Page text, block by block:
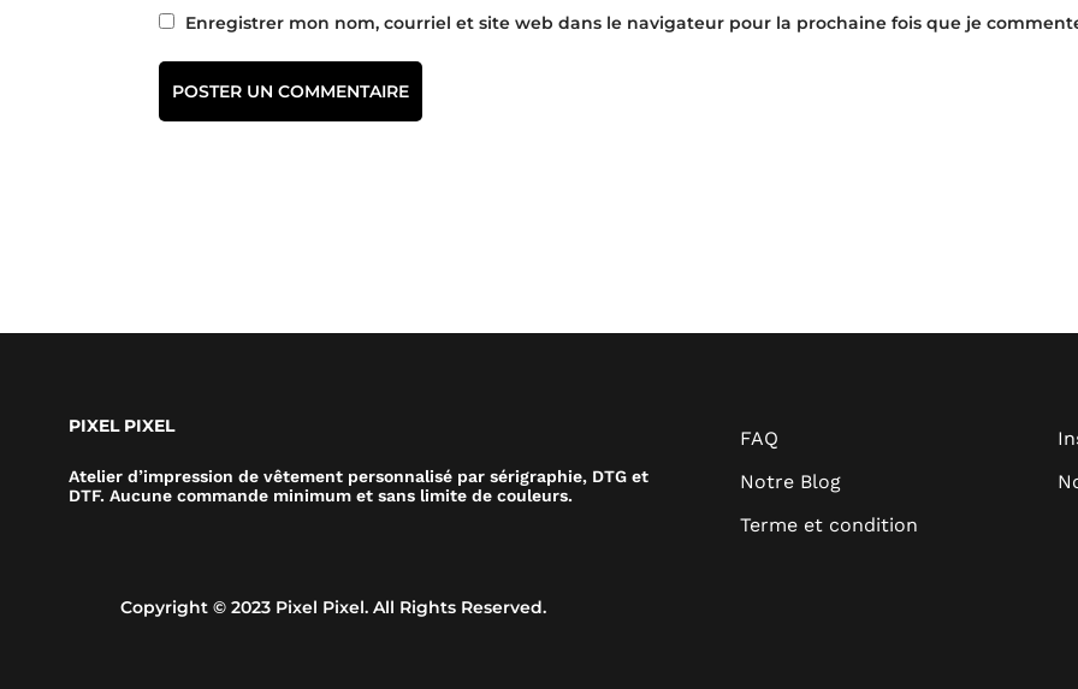
Enregistrer mon nom, courriel et site web dans le navigateur pour la prochaine fois que je
PIXEL PIXEL
Atelier d’impression de vêtement personnalisé par sérigraphie, DTG et
DTF. Aucune commande minimum et sans limite de couleurs.
FAQ
Notre Blog
Terme et condition
Copyright © 2023 Pixel Pixel. All Rights Reserved.